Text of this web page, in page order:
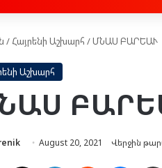
/ Հայրենի Աշխարհ /ՄՆԱՍ ԲԱՐԵԱՒ
Աշխարհ
August 20, 2021 Վերջին